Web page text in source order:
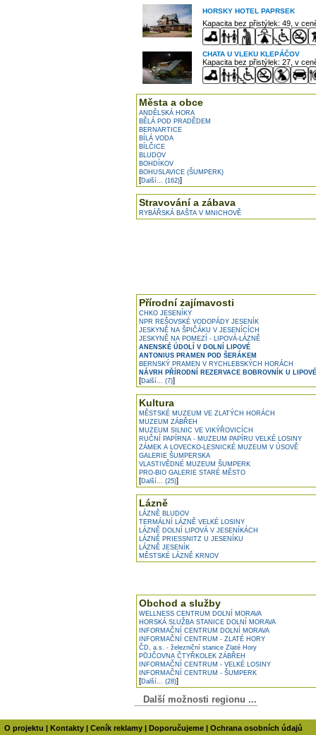
HORSKY HOTEL PAPRSEK
Kapacita bez přistýlek: 49, v
CHATA U VLEKU KLEPÁČOV
Kapacita bez přistýlek: 27, v
Města a obce
ANDĚLSKÁ HORA
BĚLÁ POD PRADĚDEM
BERNARTICE
BÍLÁ VODA
BÍLČICE
BLUDOV
BOHDÍKOV
BOHUSLAVICE (ŠUMPERK)
[Další... (162)]
Stravování a zábava
RYBÁŘSKÁ BAŠTA V MNICHOVĚ
Přírodní zajímavosti
CHKO JESENÍKY
NPR REŠOVSKÉ VODOPÁDY JESENÍK
JESKYNĚ NA ŠPIČÁKU V JESENÍCÍCH
JESKYNĚ NA POMEZÍ - LIPOVÁ-LÁZNĚ
ANENSKÉ ÚDOLÍ V DOLNÍ LIPOVÉ
ANTONIUS PRAMEN POD ŠERÁKEM
BERNSKÝ PRAMEN V RYCHLEBSKÝCH HORÁCH
NÁVRH PŘÍRODNÍ REZERVACE BOBROVNÍK U
[Další... (7)]
Kultura
MĚSTSKÉ MUZEUM VE ZLATÝCH HORÁCH
MUZEUM ZÁBŘEH
MUZEUM SILNIC VE VIKÝŘOVICÍCH
RUČNÍ PAPÍRNA - MUZEUM PAPÍRU VELKÉ LOSINY
ZÁMEK A LOVECKO-LESNICKÉ MUZEUM V ÚSOVĚ
GALERIE ŠUMPERSKA
VLASTIVĚDNÉ MUZEUM ŠUMPERK
PRO-BIO GALERIE STARÉ MĚSTO
[Další... (25)]
Lázně
LÁZNĚ BLUDOV
TERMÁLNÍ LÁZNĚ VELKÉ LOSINY
LÁZNĚ DOLNÍ LIPOVÁ V JESENÍKÁCH
LÁZNĚ PRIESSNITZ U JESENÍKU
LÁZNĚ JESENÍK
MĚSTSKÉ LÁZNĚ KRNOV
Obchod a služby
WELLNESS CENTRUM DOLNÍ MORAVA
HORSKÁ SLUŽBA STANICE DOLNÍ MORAVA
INFORMAČNÍ CENTRUM DOLNÍ MORAVA
INFORMAČNÍ CENTRUM - ZLATÉ HORY
ČD, a.s. - železniční stanice Zlaté Hory
PŮJČOVNA ČTYŘKOLEK ZÁBŘEH
INFORMAČNÍ CENTRUM - VELKÉ LOSINY
INFORMAČNÍ CENTRUM - ŠUMPERK
[Další... (28)]
Další možnosti regionu ...
O projektu | Kontakty | Ceník reklamy | Doporučujeme | Ochrana osobních údajů